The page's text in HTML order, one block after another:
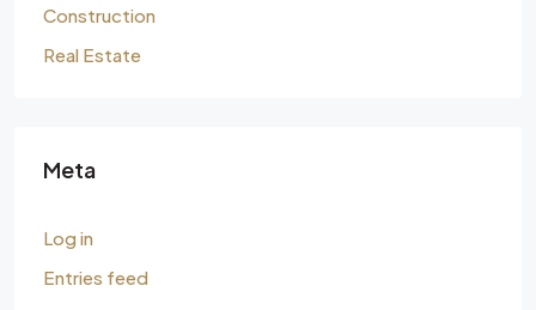
Construction
Real Estate
Meta
Log in
Entries feed